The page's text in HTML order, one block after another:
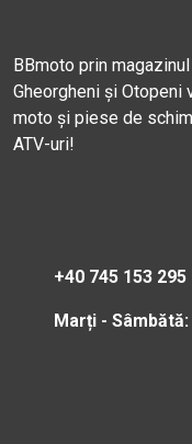
BBmoto prin
Gheorgheni și
moto și piese de
ATV-uri!
+40 745 153 295
Marți -